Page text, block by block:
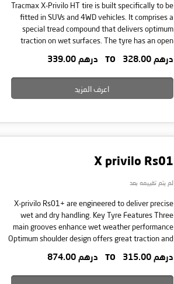
Tracmax X-Privilo HT tire is built specifically to be
fitted in SUVs and 4WD vehicles. It comprises a
special tread compound that delivers optimum
traction on wet surfaces. The tyre has an open
This tire comes in a wide range of sizes suitable
for your car.
درهم 328.00 درهم 339.00
اعرف المزيد
X privilo Rs01
لم يتم تقييمه بعد
X-privilo Rs01+ are engineered to deliver precise
wet and dry handling. Key Tyre Features Three
main grooves enhance wet weather performance
Optimum shoulder design offers great traction and
enhance steering and stability Offset lateral tread
blocks reduce road noise
درهم 315.00 درهم 874.00